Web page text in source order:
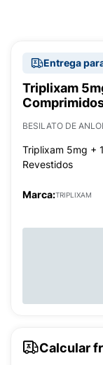
Entrega
Triplixam
BESILATO DE
Triplixam 5mg +
Revestidos
Marca:TRIPLIXAM
Calcular